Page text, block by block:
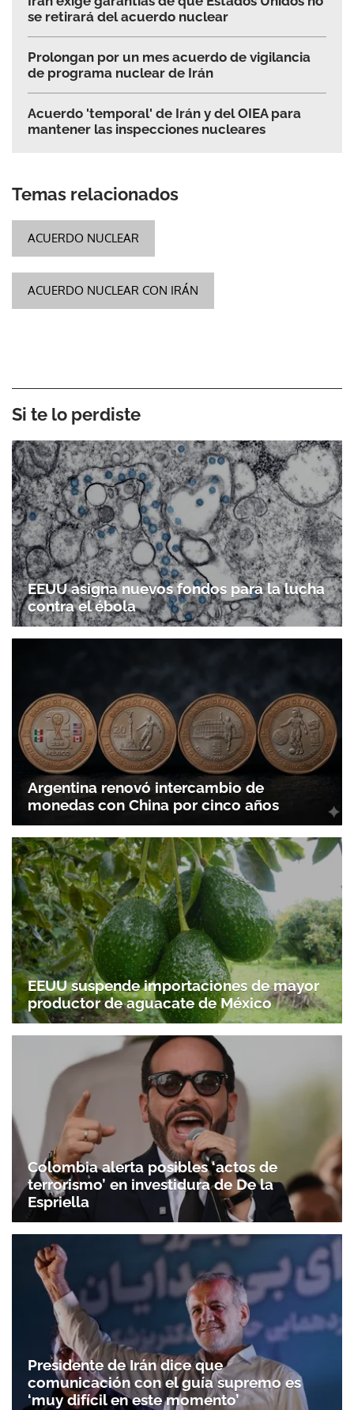
se retirará del acuerdo nuclear
Prolongan por un mes acuerdo de vigilancia
de programa nuclear de Irán
Acuerdo 'temporal' de Irán y del OIEA para
mantener las inspecciones nucleares
Temas relacionados
ACUERDO NUCLEAR
ACUERDO NUCLEAR CON IRÁN
Si te lo perdiste
EEUU asigna nuevos fondos para la lucha
contra el ébola
Argentina renovó intercambio de
monedas con China por cinco años
EEUU suspende importaciones de mayor
productor de aguacate de México
Colombia alerta posibles ‘actos de
terrorismo’ en investidura de De la
Espriella
Presidente de Irán dice que
comunicación con el guía supremo es
‘muy difícil en este momento’